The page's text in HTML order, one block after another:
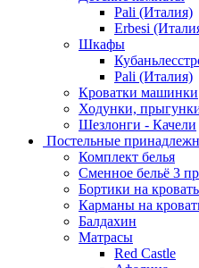
Pali (Италия)
Erbesi
Шкафы
Pali (Италия)
Кроватки машинки
Ходунки,
Шезлонги - Качели
Постельные
Комплект белья
Сменное бельё 3
Бортики на кровать
Карманы на
Балдахин
Матрасы
Red Castle